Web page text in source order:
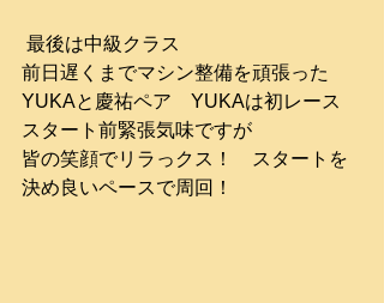
最後は中級クラス
前日遅くまでマシン整備を頑張った
YUKAと慶祐ペア　YUKAは初レース
スタート前緊張気味ですが
皆の笑顔でリラっクス！　スタートを
決め良いペースで周回！